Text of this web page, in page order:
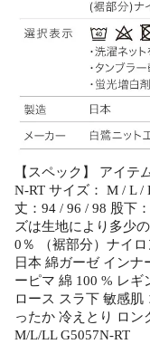
【スペック】 アイ
N-RT サイズ： M / L /
丈：94 / 96 / 98 股下
ズは生地により多少
0％ （裾部分）ナイ
日本 綿ガーゼ インナ
ーピマ 綿 100 % レ
ロース スラ下 敏感肌
ったか 冷えとり ロン
M/L/LL G5057N-RT